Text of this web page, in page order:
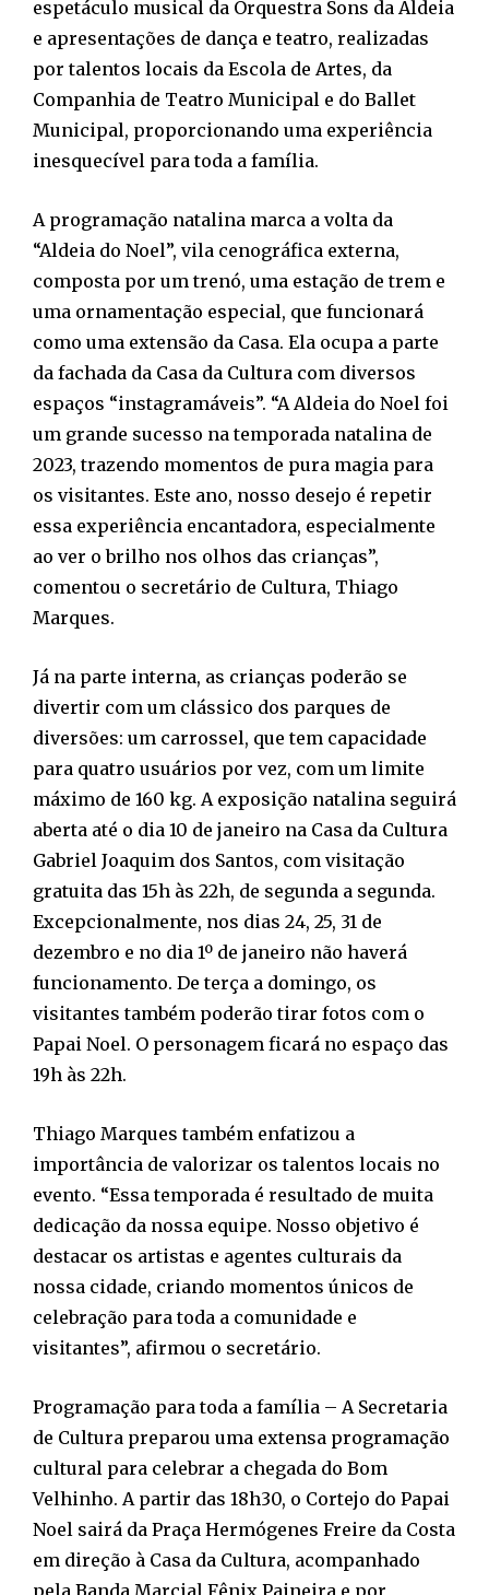
espetáculo musical da Orquestra Sons da Aldeia
e apresentações de dança e teatro, realizadas
por talentos locais da Escola de Artes, da
Companhia de Teatro Municipal e do Ballet
Municipal, proporcionando uma experiência
inesquecível para toda a família.
A programação natalina marca a volta da
“Aldeia do Noel”, vila cenográfica externa,
composta por um trenó, uma estação de trem e
uma ornamentação especial, que funcionará
como uma extensão da Casa. Ela ocupa a parte
da fachada da Casa da Cultura com diversos
espaços “instagramáveis”. “A Aldeia do Noel foi
um grande sucesso na temporada natalina de
2023, trazendo momentos de pura magia para
os visitantes. Este ano, nosso desejo é repetir
essa experiência encantadora, especialmente
ao ver o brilho nos olhos das crianças”,
comentou o secretário de Cultura, Thiago
Marques.
Já na parte interna, as crianças poderão se
divertir com um clássico dos parques de
diversões: um carrossel, que tem capacidade
para quatro usuários por vez, com um limite
máximo de 160 kg. A exposição natalina seguirá
aberta até o dia 10 de janeiro na Casa da Cultura
Gabriel Joaquim dos Santos, com visitação
gratuita das 15h às 22h, de segunda a segunda.
Excepcionalmente, nos dias 24, 25, 31 de
dezembro e no dia 1º de janeiro não haverá
funcionamento. De terça a domingo, os
visitantes também poderão tirar fotos com o
Papai Noel. O personagem ficará no espaço das
19h às 22h.
Thiago Marques também enfatizou a
importância de valorizar os talentos locais no
evento. “Essa temporada é resultado de muita
dedicação da nossa equipe. Nosso objetivo é
destacar os artistas e agentes culturais da
nossa cidade, criando momentos únicos de
celebração para toda a comunidade e
visitantes”, afirmou o secretário.
Programação para toda a família – A Secretaria
de Cultura preparou uma extensa programação
cultural para celebrar a chegada do Bom
Velhinho. A partir das 18h30, o Cortejo do Papai
Noel sairá da Praça Hermógenes Freire da Costa
em direção à Casa da Cultura, acompanhado
pela Banda Marcial Fênix Paineira e por